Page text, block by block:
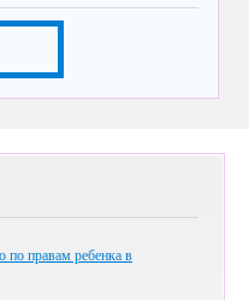
по правам ребенка в